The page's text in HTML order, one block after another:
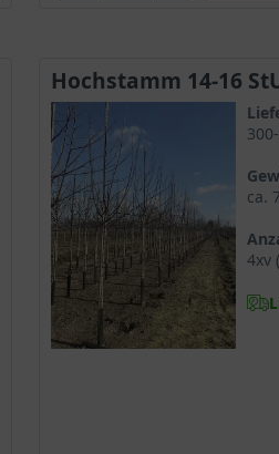
Hochstamm 14-16
ca.
4xv